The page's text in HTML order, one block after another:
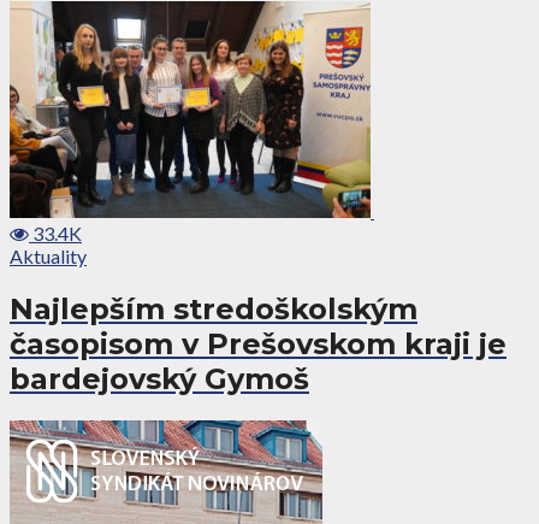
33.4K
Aktuality
Najlepším stredoškolským
časopisom v Prešovskom kraji je
bardejovský Gymoš